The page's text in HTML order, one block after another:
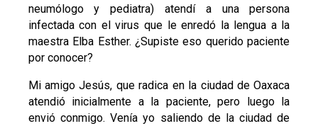
neumólogo y pediatra) atendí a una persona
infectada con el virus que le enredó la lengua a la
maestra Elba Esther. ¿Supiste eso querido paciente
por conocer?
Mi amigo Jesús, que radica en la ciudad de Oaxaca
atendió inicialmente a la paciente, pero luego la
envió conmigo. Venía yo saliendo de la ciudad de